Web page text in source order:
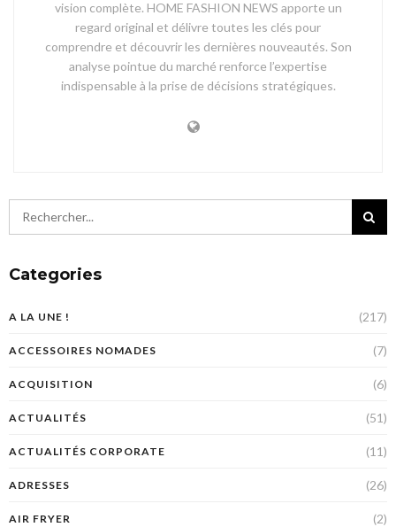
vision complète. HOME FASHION NEWS apporte un
regard original et délivre toutes les clés pour
comprendre et découvrir les dernières nouveautés. Son
analyse pointue du marché renforce l’expertise
indispensable à la prise de décisions stratégiques.
Categories
A LA UNE ! (217)
ACCESSOIRES NOMADES (7)
ACQUISITION (6)
ACTUALITÉS (51)
ACTUALITÉS CORPORATE (11)
ADRESSES (26)
AIR FRYER (2)